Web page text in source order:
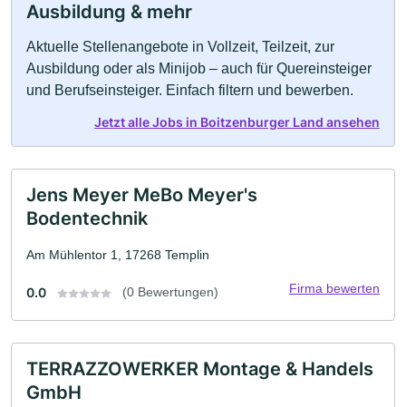
Ausbildung & mehr
Aktuelle Stellenangebote in Vollzeit, Teilzeit, zur
Ausbildung oder als Minijob – auch für Quereinsteiger
und Berufseinsteiger. Einfach filtern und bewerben.
Jetzt alle Jobs in Boitzenburger Land ansehen
Jens Meyer MeBo Meyer's
Bodentechnik
Am Mühlentor 1, 17268 Templin
0.0 (0 Bewertungen) Firma bewerten
TERRAZZOWERKER Montage & Handels
GmbH